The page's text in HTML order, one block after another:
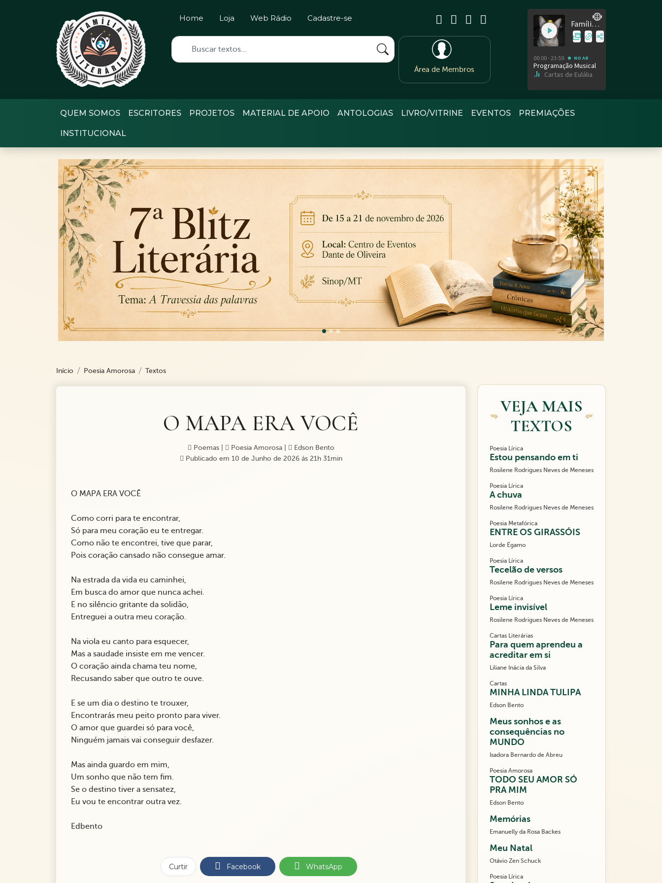
Home Loja Web Rádio Cadastre-se
Área de Membros
QUEM SOMOS ESCRITORES PROJETOS MATERIAL DE APOIO ANTOLOGIAS LIVRO/VITRINE EVENTOS PREMIAÇÕES
INSTITUCIONAL
Previous Next
Início Poesia Amorosa Textos
O MAPA ERA VOCÊ
Poemas| Poesia Amorosa|
Edson Bento
Publicado em 10 de Junho de 2026 ás 21h 31min
O MAPA ERA VOCÊ
Como corri para te encontrar,
Só para meu coração eu te entregar.
Como não te encontrei, tive que parar,
Pois coração cansado não consegue amar.
Na estrada da vida eu caminhei,
Em busca do amor que nunca achei.
E no silêncio gritante da solidão,
Entreguei a outra meu coração.
Na viola eu canto para esquecer,
Mas a saudade insiste em me vencer.
O coração ainda chama teu nome,
Recusando saber que outro te ouve.
E se um dia o destino te trouxer,
Encontrarás meu peito pronto para viver.
O amor que guardei só para você,
Ninguém jamais vai conseguir desfazer.
Mas ainda guardo em mim,
Um sonho que não tem fim.
Se o destino tiver a sensatez,
Eu vou te encontrar outra vez.
Edbento
Curtir Facebook WhatsApp
VEJA MAIS
TEXTOS
Poesia Lírica
Estou pensando em ti
Rosilene Rodrigues Neves de Meneses
Poesia Lírica
A chuva
Rosilene Rodrigues Neves de Meneses
Poesia Metafórica
ENTRE OS GIRASSÓIS
Lorde Égamo
Poesia Lírica
Tecelão de versos
Rosilene Rodrigues Neves de Meneses
Poesia Lírica
Leme invisível
Rosilene Rodrigues Neves de Meneses
Cartas Literárias
Para quem aprendeu a
acreditar em si
Liliane Inácia da Silva
Cartas
MINHA LINDA TULIPA
Edson Bento
Meus sonhos e as
consequências no
MUNDO
Isadora Bernardo de Abreu
Poesia Amorosa
TODO SEU AMOR SÓ
PRA MIM
Edson Bento
Memórias
Emanuelly da Rosa Backes
Meu Natal
Otávio Zen Schuck
Poesia Lírica